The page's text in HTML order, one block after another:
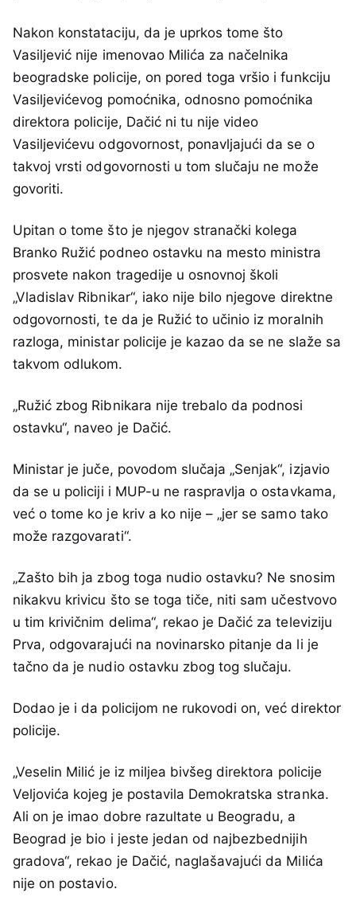
Nakon konstataciju, da je uprkos tome što
Vasiljević nije imenovao Milića za načelnika
beogradske policije, on pored toga vršio i funkciju
Vasiljevićevog pomoćnika, odnosno pomoćnika
direktora policije, Dačić ni tu nije video
Vasiljevićevu odgovornost, ponavljajući da se o
takvoj vrsti odgovornosti u tom slučaju ne može
govoriti.
Upitan o tome što je njegov stranački kolega
Branko Ružić podneo ostavku na mesto ministra
prosvete nakon tragedije u osnovnoj školi
„Vladislav Ribnikar“, iako nije bilo njegove direktne
odgovornosti, te da je Ružić to učinio iz moralnih
razloga, ministar policije je kazao da se ne slaže sa
takvom odlukom.
„Ružić zbog Ribnikara nije trebalo da podnosi
ostavku“, naveo je Dačić.
Ministar je juče, povodom slučaja „Senjak“, izjavio
da se u policiji i MUP-u ne raspravlja o ostavkama,
već o tome ko je kriv a ko nije – „jer se samo tako
može razgovarati“.
„Zašto bih ja zbog toga nudio ostavku? Ne snosim
nikakvu krivicu što se toga tiče, niti sam učestvovo
u tim krivičnim delima“, rekao je Dačić za televiziju
Prva, odgovarajući na novinarsko pitanje da li je
tačno da je nudio ostavku zbog tog slučaju.
Dodao je i da policijom ne rukovodi on, već direktor
policije.
„Veselin Milić je iz miljea bivšeg direktora policije
Veljovića kojeg je postavila Demokratska stranka.
Ali on je imao dobre razultate u Beogradu, a
Beograd je bio i jeste jedan od najbezbednijih
gradova“, rekao je Dačić, naglašavajući da Milića
nije on postavio.